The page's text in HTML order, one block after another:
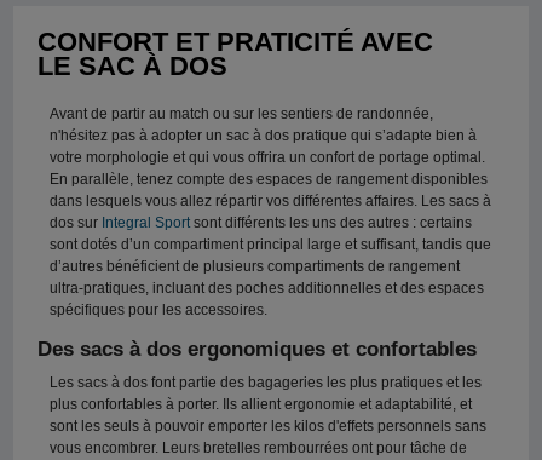
CONFORT ET PRATICITÉ AVEC
LE SAC À DOS
Avant de partir au match ou sur les sentiers de randonnée,
n'hésitez pas à adopter un sac à dos pratique qui s’adapte bien à
votre morphologie et qui vous offrira un confort de portage optimal.
En parallèle, tenez compte des espaces de rangement disponibles
dans lesquels vous allez répartir vos différentes affaires. Les sacs à
dos sur Integral Sportsont différents les uns des autres : certains
sont dotés d’un compartiment principal large et suffisant, tandis que
d’autres bénéficient de plusieurs compartiments de rangement
ultra-pratiques, incluant des poches additionnelles et des espaces
spécifiques pour les accessoires.
Des sacs à dos ergonomiques et confortables
Les sacs à dos font partie des bagageries les plus pratiques et les
plus confortables à porter. Ils allient ergonomie et adaptabilité, et
sont les seuls à pouvoir emporter les kilos d'effets personnels sans
vous encombrer. Leurs bretelles rembourrées ont pour tâche de